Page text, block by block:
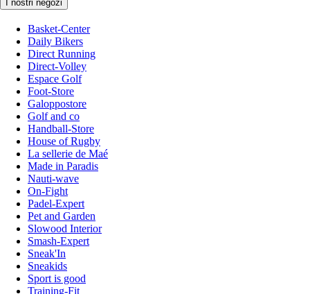
I nostri negozi
Basket-Center
Daily Bikers
Direct Running
Direct-Volley
Espace Golf
Foot-Store
Galoppostore
Golf and co
Handball-Store
House of Rugby
La sellerie de Maé
Made in Paradis
Nauti-wave
On-Fight
Padel-Expert
Pet and Garden
Slowood Interior
Smash-Expert
Sneak'In
Sneakids
Sport is good
Training-Fit